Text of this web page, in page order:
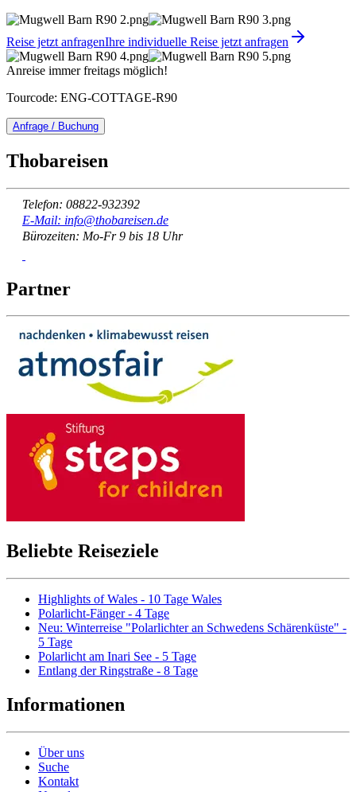
Reise jetzt anfragenIhre individuelle Reise jetzt anfragen
Anreise immer freitags möglich!
Tourcode: ENG-COTTAGE-R90
Anfrage / Buchung
Thobareisen
Telefon: 08822-932392
E-Mail: info@thobareisen.de
Bürozeiten: Mo-Fr 9 bis 18 Uhr
Partner
Beliebte Reiseziele
Highlights of Wales - 10 Tage Wales
Polarlicht-Fänger - 4 Tage
Neu: Winterreise "Polarlichter an Schwedens Schärenküste" -
5 Tage
Polarlicht am Inari See - 5 Tage
Entlang der Ringstraße - 8 Tage
Informationen
Über uns
Suche
Kontakt